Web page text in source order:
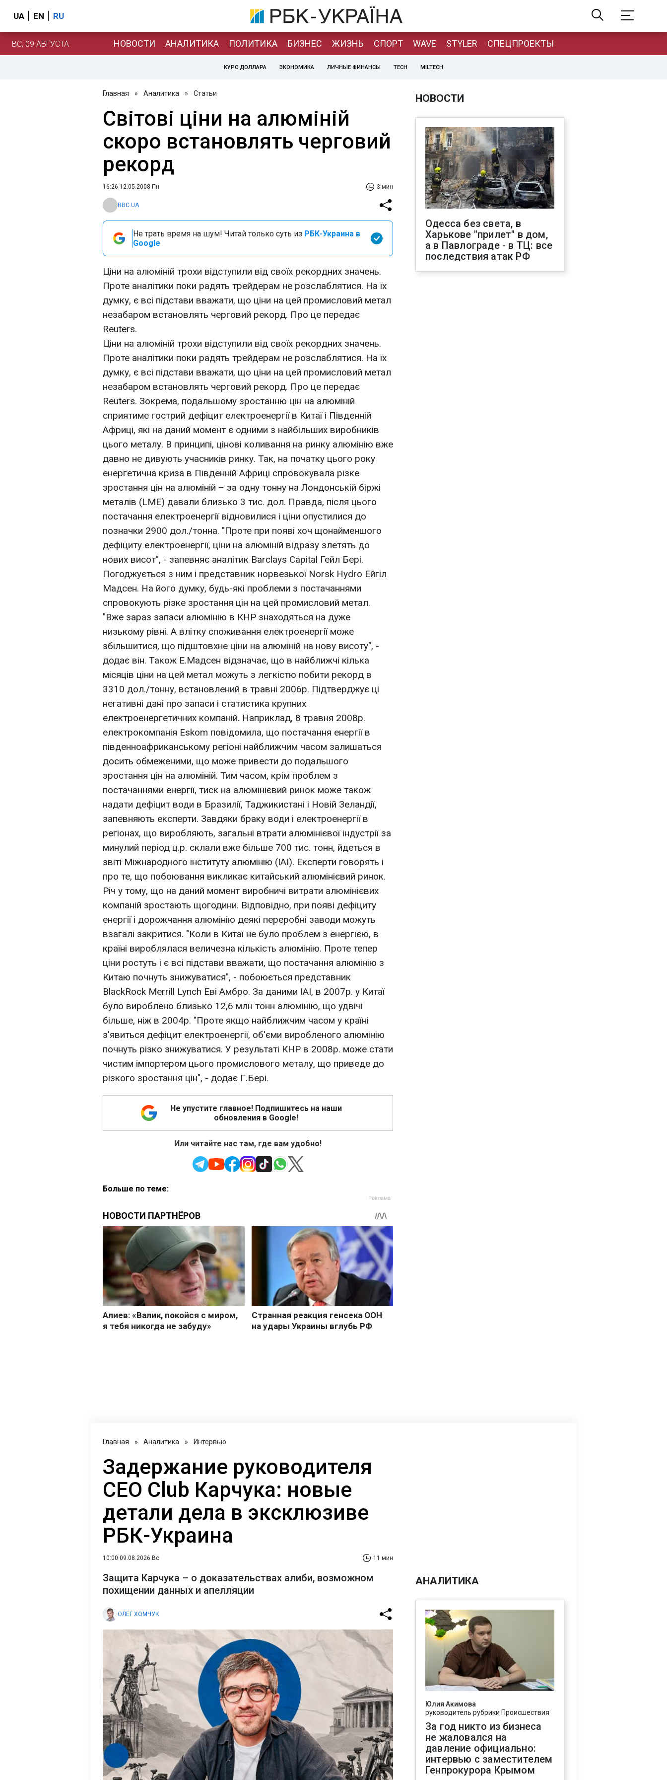
UA EN RU
ВС, 09 АВГУСТА НОВОСТИ АНАЛИТИКА ПОЛИТИКА БИЗНЕС ЖИЗНЬ СПОРТ WAVE STYLER СПЕЦПРОЕКТЫ
КУРС ДОЛЛАРА ЭКОНОМИКА ЛИЧНЫЕ ФИНАНСЫ TECH MILTECH
Главная » Аналитика » Статьи
Світові ціни на алюміній
скоро встановлять черговий
рекорд
16:26 12.05.2008 Пн 3 мин
RBC.UA
Не трать время на шум! Читай только суть из РБК-Украина в
Google
Ціни на алюміній трохи відступили від своїх рекордних значень.
Проте аналітики поки радять трейдерам не розслаблятися. На їх
думку, є всі підстави вважати, що ціни на цей промисловий метал
незабаром встановлять черговий рекорд. Про це передає
Reuters.
Ціни на алюміній трохи відступили від своїх рекордних значень.
Проте аналітики поки радять трейдерам не розслаблятися. На їх
думку, є всі підстави вважати, що ціни на цей промисловий метал
незабаром встановлять черговий рекорд. Про це передає
Reuters. Зокрема, подальшому зростанню цін на алюміній
сприятиме гострий дефіцит електроенергії в Китаї і Південній
Африці, які на даний момент є одними з найбільших виробників
цього металу. В принципі, цінові коливання на ринку алюмінію вже
давно не дивують учасників ринку. Так, на початку цього року
енергетична криза в Південній Африці спровокувала різке
зростання цін на алюміній – за одну тонну на Лондонській біржі
металів (LME) давали близько 3 тис. дол. Правда, після цього
постачання електроенергії відновилися і ціни опустилися до
позначки 2900 дол./тонна. "Проте при появі хоч щонайменшого
дефіциту електроенергії, ціни на алюміній відразу злетять до
нових висот", - запевняє аналітик Barclays Capital Гейл Бері.
Погоджується з ним і представник норвезької Norsk Hydro Ейгіл
Мадсен. На його думку, будь-які проблеми з постачаннями
спровокують різке зростання цін на цей промисловий метал.
"Вже зараз запаси алюмінію в КНР знаходяться на дуже
низькому рівні. А влітку споживання електроенергії може
збільшитися, що підштовхне ціни на алюміній на нову висоту", -
додає він. Також Е.Мадсен відзначає, що в найближчі кілька
місяців ціни на цей метал можуть з легкістю побити рекорд в
3310 дол./тонну, встановлений в травні 2006р. Підтверджує ці
негативні дані про запаси і статистика крупних
електроенергетичних компаній. Наприклад, 8 травня 2008р.
електрокомпанія Eskom повідомила, що постачання енергії в
південноафриканському регіоні найближчим часом залишаться
досить обмеженими, що може привести до подальшого
зростання цін на алюміній. Тим часом, крім проблем з
постачаннями енергії, тиск на алюмінієвий ринок може також
надати дефіцит води в Бразилії, Таджикистані і Новій Зеландії,
запевняють експерти. Завдяки браку води і електроенергії в
регіонах, що виробляють, загальні втрати алюмінієвої індустрії за
минулий період ц.р. склали вже більше 700 тис. тонн, йдеться в
звіті Міжнародного інституту алюмінію (IAI). Експерти говорять і
про те, що побоювання викликає китайський алюмінієвий ринок.
Річ у тому, що на даний момент виробничі витрати алюмінієвих
компаній зростають щогодини. Відповідно, при появі дефіциту
енергії і дорожчання алюмінію деякі переробні заводи можуть
взагалі закритися. "Коли в Китаї не було проблем з енергією, в
країні вироблялася величезна кількість алюмінію. Проте тепер
ціни ростуть і є всі підстави вважати, що постачання алюмінію з
Китаю почнуть знижуватися", - побоюється представник
BlackRock Merrill Lynch Еві Амбро. За даними IAI, в 2007р. у Китаї
було вироблено близько 12,6 млн тонн алюмінію, що удвічі
більше, ніж в 2004р. "Проте якщо найближчим часом у країні
з'явиться дефіцит електроенергії, об'єми виробленого алюмінію
почнуть різко знижуватися. У результаті КНР в 2008р. може стати
чистим імпортером цього промислового металу, що приведе до
різкого зростання цін", - додає Г.Бері.
Не упустите главное! Подпишитесь на наши
обновления в Google!
Или читайте нас там, где вам удобно!
Больше по теме:
НОВОСТИ
Одесса без света, в
Харькове "прилет" в дом,
а в Павлограде - в ТЦ: все
последствия атак РФ
Главная » Аналитика » Интервью
Задержание руководителя
CEO Club Карчука: новые
детали дела в эксклюзиве
РБК-Украина
10:00 09.08.2026 Вс 11 мин
Защита Карчука – о доказательствах алиби, возможном
похищении данных и апелляции
ОЛЕГ ХОМЧУК
АНАЛИТИКА
Юлия Акимова
руководитель рубрики Происшествия
За год никто из бизнеса
не жаловался на
давление официально:
интервью с заместителем
Генпрокурора Крымом